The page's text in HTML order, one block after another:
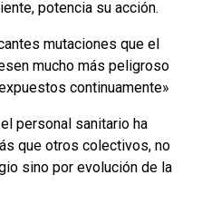
potencia su acción.
mutaciones que el
mucho más peligroso
continuamente»
personal sanitario ha
que otros colectivos, no
sino por evolución de la